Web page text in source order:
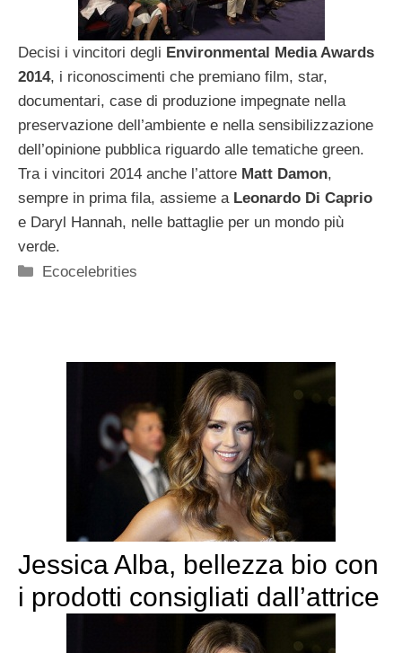
Decisi i vincitori degli Environmental Media Awards
2014, i riconoscimenti che premiano film, star,
documentari, case di produzione impegnate nella
preservazione dell’ambiente e nella sensibilizzazione
dell’opinione pubblica riguardo alle tematiche green.
Tra i vincitori 2014 anche l’attore Matt Damon,
sempre in prima fila, assieme a Leonardo Di Caprio
e Daryl Hannah, nelle battaglie per un mondo più
verde.
Categorie
Ecocelebrities
Jessica Alba, bellezza bio con
i prodotti consigliati dall’attrice